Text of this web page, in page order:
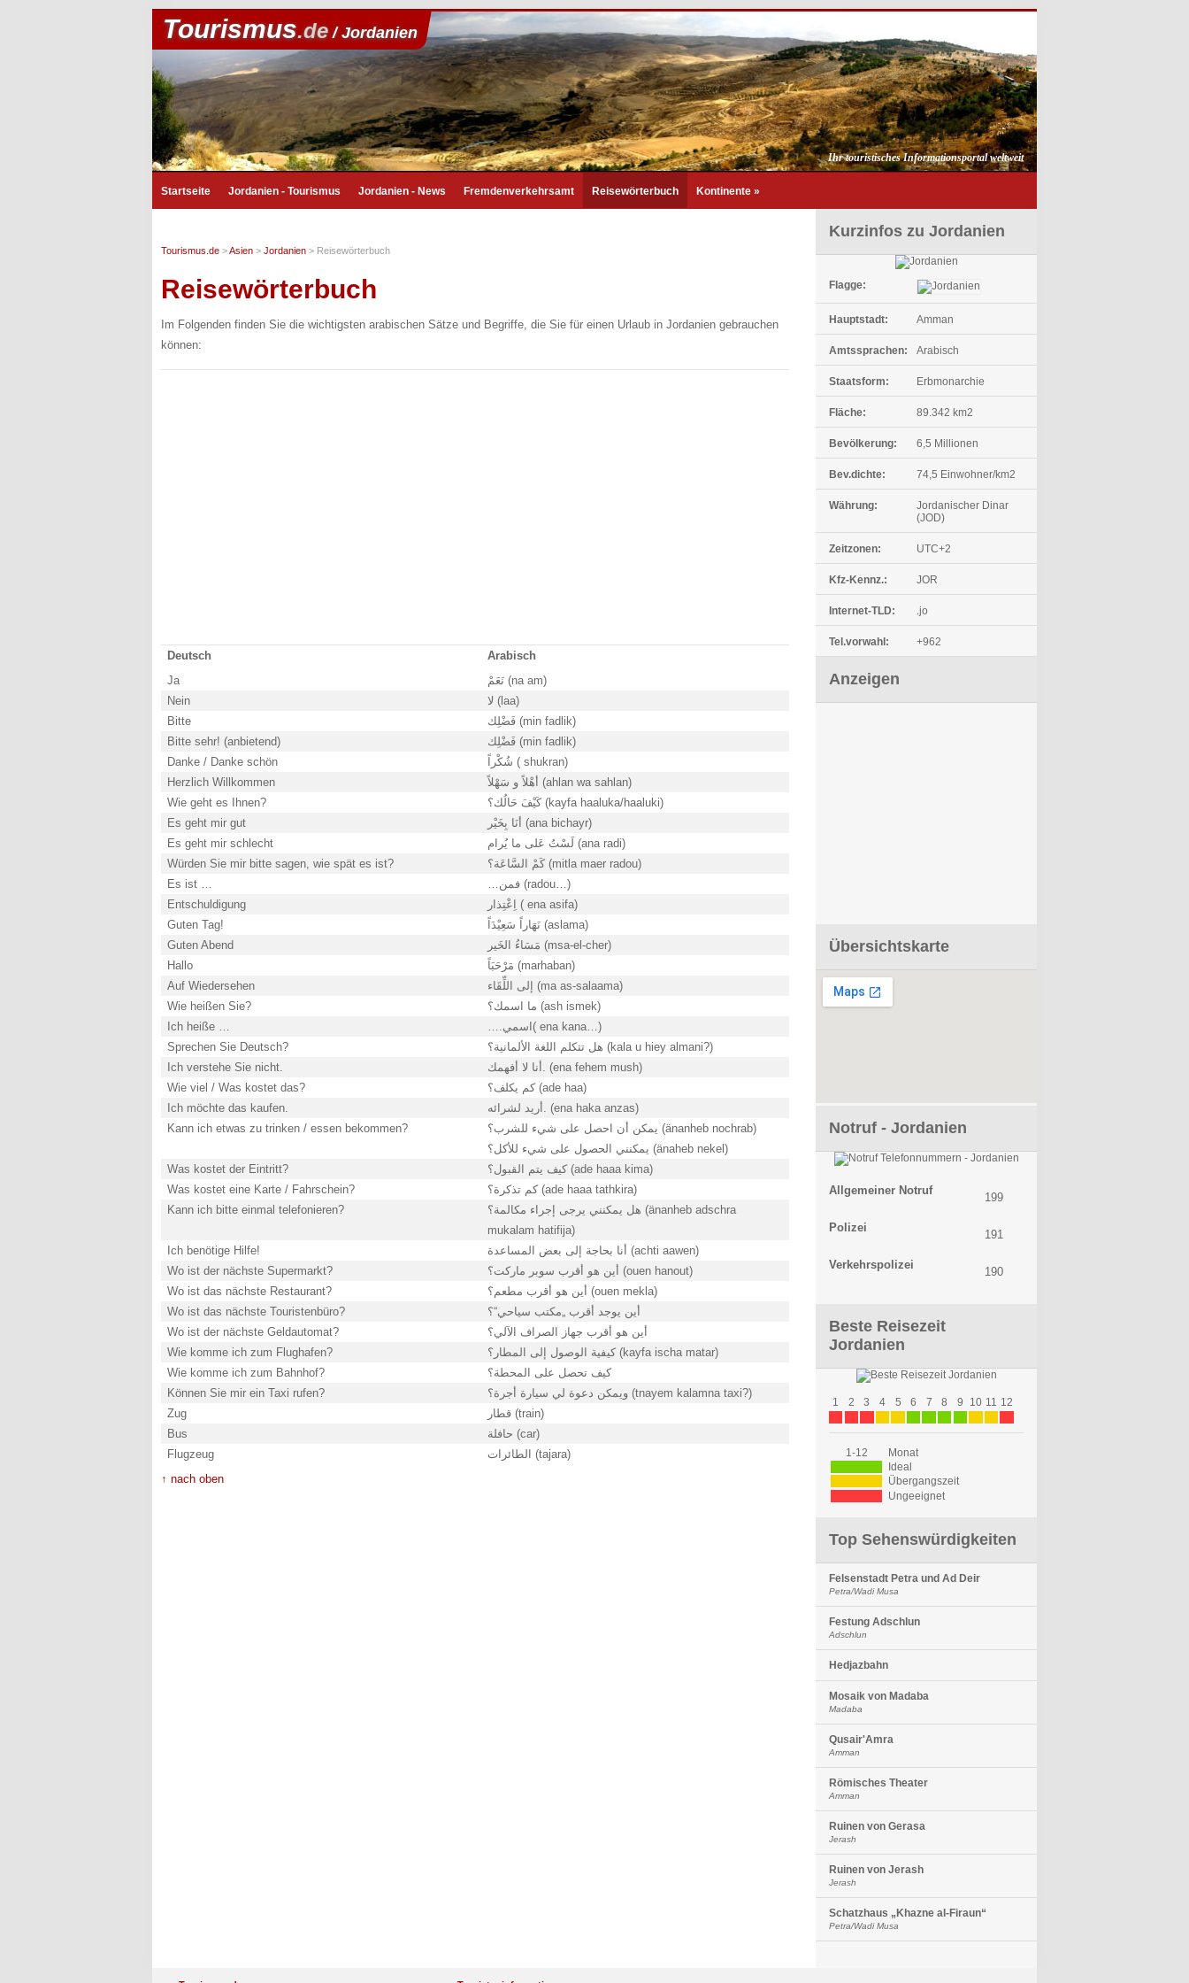
Tourismus.de/ Jordanien
Ihr touristisches Informationsportal weltweit
Startseite Jordanien - Tourismus Jordanien - News Fremdenverkehrsamt Reisewörterbuch Kontinente »
Tourismus.de >Asien > Jordanien > Reisewörterbuch
Reisewörterbuch
Im Folgenden finden Sie die wichtigsten arabischen Sätze und Begriffe, die Sie für einen Urlaub in Jordanien gebrauchen
können:
Deutsch
Arabisch
Ja
نَعَمْ (na am)
Nein
لا (laa)
Bitte
فَضْلِك (min fadlik)
Bitte sehr! (anbietend)
فَضْلِك (min fadlik)
Danke / Danke schön
شُكْراً ( shukran)
Herzlich Willkommen
أهْلاً و سَهْلاً (ahlan wa sahlan)
Wie geht es Ihnen?
كَيْفَ حَالُك؟ (kayfa haaluka/haaluki)
Es geht mir gut
أنَا بِخَيْر (ana bichayr)
Es geht mir schlecht
لَسْتُ عَلى ما يُرام (ana radi)
Würden Sie mir bitte sagen, wie spät es ist?
كَمْ السَّاعَة؟ (mitla maer radou)
Es ist …
…فمن (radou…)
Entschuldigung
اِعْتِذار ( ena asifa)
Guten Tag!
نَهَاراً سَعِيْدَاً (aslama)
Guten Abend
مَسَاءُ الخَير (msa-el-cher)
Hallo
مَرْحَبَاً (marhaban)
Auf Wiedersehen
إلى اللِّقَاء (ma as-salaama)
Wie heißen Sie?
ما اسمك؟ (ash ismek)
Ich heiße …
….اسمي( ena kana…)
Sprechen Sie Deutsch?
هل تتكلم اللغة الألمانية؟ (kala u hiey almani?)
Ich verstehe Sie nicht.
أنا لا أفهمك. (ena fehem mush)
Wie viel / Was kostet das?
كم يكلف؟ (ade haa)
Ich möchte das kaufen.
أريد لشرائه. (ena haka anzas)
Kann ich etwas zu trinken / essen bekommen?
يمكن أن احصل على شيء للشرب؟ (änanheb nochrab)
يمكنني الحصول على شيء للأكل؟ (änaheb nekel)
Was kostet der Eintritt?
كيف يتم القبول؟ (ade haaa kima)
Was kostet eine Karte / Fahrschein?
كم تذكرة؟ (ade haaa tathkira)
Kann ich bitte einmal telefonieren?
هل يمكنني يرجى إجراء مكالمة؟ (änanheb adschra
mukalam hatifija)
Ich benötige Hilfe!
أنا بحاجة إلى بعض المساعدة (achti aawen)
Wo ist der nächste Supermarkt?
أين هو أقرب سوبر ماركت؟ (ouen hanout)
Wo ist das nächste Restaurant?
أين هو أقرب مطعم؟ (ouen mekla)
Wo ist das nächste Touristenbüro?
أين يوجد أقرب „مكتب سياحي“؟
Wo ist der nächste Geldautomat?
أين هو أقرب جهاز الصراف الآلي؟
Wie komme ich zum Flughafen?
كيفية الوصول إلى المطار؟ (kayfa ischa matar)
Wie komme ich zum Bahnhof?
كيف تحصل على المحطة؟
Können Sie mir ein Taxi rufen?
ويمكن دعوة لي سيارة أجرة؟ (tnayem kalamna taxi?)
Zug
قطار (train)
Bus
حافلة (car)
Flugzeug
الطائرات (tajara)
↑ nach oben
Kurzinfos zu Jordanien
Flagge:
Hauptstadt: Amman
Amtssprachen: Arabisch
Staatsform: Erbmonarchie
Fläche: 89.342 km2
Bevölkerung: 6,5 Millionen
Bev.dichte: 74,5 Einwohner/km2
Währung:
Jordanischer Dinar
(JOD)
Zeitzonen: UTC+2
Kfz-Kennz.: JOR
Internet-TLD: .jo
Tel.vorwahl: +962
Anzeigen
Übersichtskarte
Notruf - Jordanien
Allgemeiner Notruf
199
Polizei
191
Verkehrspolizei
190
Beste Reisezeit
Jordanien
1 2 3 4 5 6 7 8 9 10 11 12
1-12
Monat
Ideal
Übergangszeit
Ungeeignet
Top Sehenswürdigkeiten
Felsenstadt Petra und Ad Deir
Petra/Wadi Musa
Festung Adschlun
Adschlun
Hedjazbahn
Mosaik von Madaba
Madaba
Qusair'Amra
Amman
Römisches Theater
Amman
Ruinen von Gerasa
Jerash
Ruinen von Jerash
Jerash
Schatzhaus „Khazne al-Firaun“
Petra/Wadi Musa